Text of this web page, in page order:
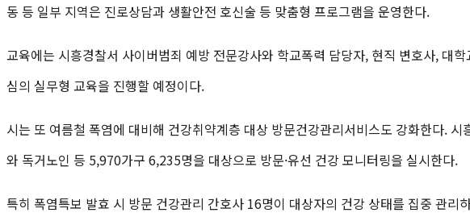
동 등 일부 지역은 진로상담과 생활안전 호신술 등 맞춤형 프로그램을 운영한다.
교육에는 시흥경찰서 사이버범죄 예방 전문강사와 학교폭력 담당자, 현직 변호사, 대
심의 실무형 교육을 진행할 예정이다.
시는 또 여름철 폭염에 대비해 건강취약계층 대상 방문건강관리서비스도 강화한다.
와 독거노인 등 5,970가구 6,235명을 대상으로 방문·유선 건강 모니터링을 실시한다.
특히 폭염특보 발효 시 방문 건강관리 간호사 16명이 대상자의 건강 상태를 집중 관리